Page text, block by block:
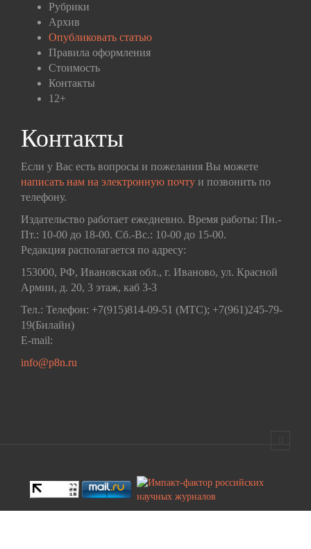
Рубрики
Архив
Опубликовать статью
Правила оформления
Стоимость
Контакты
12+
Контакты
Если у Вас есть вопросы и пожелания Вы можете
написать нам на электронную почту и позвонить по
телефону.
Издательство работает ежедневно. Время работы: Пн.-
Пт.: 10-00 до 18-00. Сб.-Вс.: 10-00 до 15-00.
Редакция располагается по адресу:
153000, РФ, Ивановская обл., г. Иваново, ул. Красной
Армии, д. 20, 3 этаж, каб 3-3
Тел.: Телефон: +7(915)814-09-51 (МТС); +7(961)245-79-
19(Билайн)
E-mail:
info@p8n.ru